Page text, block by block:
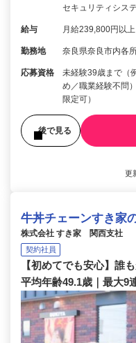
セキュリティシス
給与 月給239,800円以上
勤務地 奈良県奈良市内各
応募資格
未経験39歳まで（
め／職業経験不問
限定可）
後で見る
更
牛丼チェーンすき家
株式会社 すき家 関西支社
契約社員
【初めてでも安心】誰
平均年齢49.1歳｜最大9